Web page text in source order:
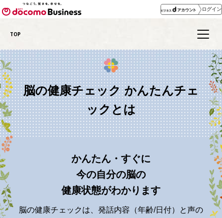
ログイン
TOP
脳の健康チェック かんたんチェ
ックとは
かんたん・すぐに
今の自分の脳の
健康状態がわかります
脳の健康チェックは、発話内容（年齢/日付）と声の